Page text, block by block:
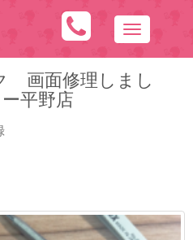
N
a
o
n
画面修理しまし
平野店